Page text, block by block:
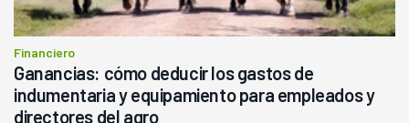
Financiero
Ganancias: cómo deducir los gastos de
indumentaria y equipamiento para empleados y
directores del agro